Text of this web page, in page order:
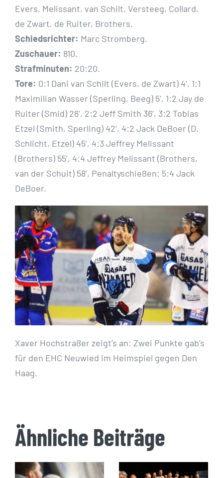
Evers, Melissant, van Schilt, Versteeg, Collard,
de Zwart, de Ruiter, Brothers.
Schiedsrichter: Marc Stromberg.
Zuschauer: 810.
Strafminuten: 20:20.
Tore: 0:1 Dani van Schilt (Evers, de Zwart) 4‘, 1:1
Maximilian Wasser (Sperling, Beeg) 5‘, 1:2 Jay de
Ruiter (Smid) 26‘, 2:2 Jeff Smith 36‘, 3:2 Tobias
Etzel (Smith, Sperling) 42‘, 4:2 Jack DeBoer (D.
Schlicht, Etzel) 45‘, 4:3 Jeffrey Melissant
(Brothers) 55‘, 4:4 Jeffrey Melissant (Brothers,
van der Schuit) 58‘, Penaltyschießen: 5:4 Jack
DeBoer.
Xaver Hochstraßer zeigt’s an: Zwei Punkte gab’s
für den EHC Neuwied im Heimspiel gegen Den
Haag.
Ähnliche Beiträge